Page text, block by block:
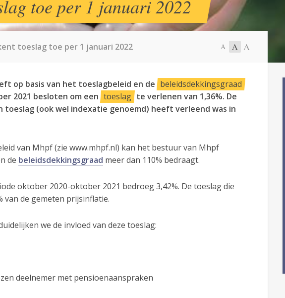
toe per 1 januari 2022
toeslag toe per 1 januari 2022 A A A
op basis van het toeslagbeleid en de beleidsdekkingsgraad
2021 besloten om een toeslag te verlenen van 1,36%. De
(ook wel indexatie genoemd) heeft verleend was in
van Mhpf (zie www.mhpf.nl) kan het bestuur van Mhpf
de beleidsdekkingsgraad meer dan 110% bedraagt.
oktober 2020-oktober 2021 bedroeg 3,42%. De toeslag die
van de gemeten prijsinflatie.
we de invloed van deze toeslag:
deelnemer met pensioenaanspraken